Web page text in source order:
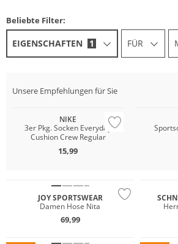
Beliebte Filter:
EIGENSCHAFTEN 1 FÜR
Unsere Empfehlungen für Sie
Multi Pack
NIKE
3er Pkg. Socken Everyday
Cushion Crew Regular
15,99
JOY SPORTSWEAR
Damen Hose Nita
69,99